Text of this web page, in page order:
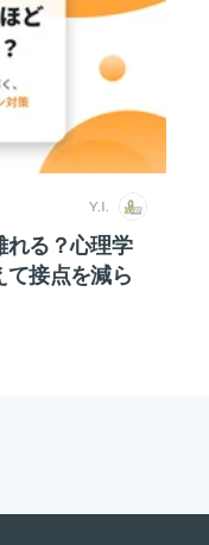
Y.I.
れる？心理学
て接点を減ら